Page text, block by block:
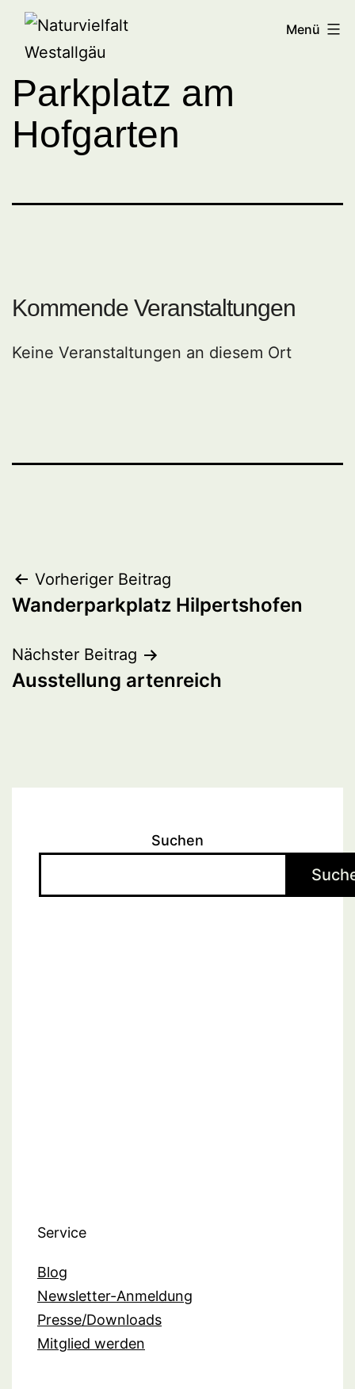
Zum
Naturvielfalt
Westallgäu
Menü
Parkplatz am
Hofgarten
Kommende Veranstaltungen
Keine Veranstaltungen an diesem Ort
Beitragsnavigation
Vorheriger Beitrag
Wanderparkplatz Hilpertshofen
Nächster Beitrag
Ausstellung artenreich
Suchen
Service
Blog
Newsletter-Anmeldung
Presse/Downloads
Mitglied werden